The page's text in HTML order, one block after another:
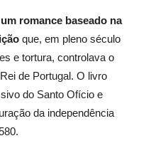
um romance baseado na
que, em pleno século
e tortura, controlava o
de Portugal. O livro
do Santo Ofício e
da independência